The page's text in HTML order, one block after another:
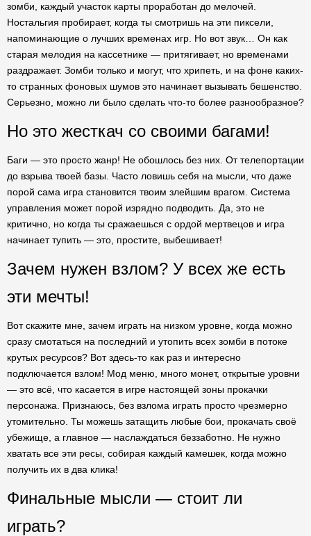
зомби, каждый участок карты проработан до мелочей.
Ностальгия пробирает, когда ты смотришь на эти пиксели,
напоминающие о лучших временах игр. Но вот звук… Он как
старая мелодия на кассетнике — притягивает, но временами
раздражает. Зомби только и могут, что хрипеть, и на фоне каких-
то странных фоновых шумов это начинает вызывать бешенство.
Серьезно, можно ли было сделать что-то более разнообразное?
Но это жесткач со своими багами!
Баги — это просто жанр! Не обошлось без них. От телепортации
до взрыва твоей базы. Часто ловишь себя на мысли, что даже
порой сама игра становится твоим злейшим врагом. Система
управления может порой изрядно подводить. Да, это не
критично, но когда ты сражаешься с ордой мертвецов и игра
начинает тупить — это, простите, выбешивает!
Зачем нужен взлом? У всех же есть
эти мечты!
Вот скажите мне, зачем играть на низком уровне, когда можно
сразу смотаться на последний и утопить всех зомби в потоке
крутых ресурсов? Вот здесь-то как раз и интересно
подключается взлом! Мод меню, много монет, открытые уровни
— это всё, что касается в игре настоящей зоны прокачки
персонажа. Признаюсь, без взлома играть просто чрезмерно
утомительно. Ты можешь затащить любые бои, прокачать своё
убежище, а главное — наслаждаться беззаботно. Не нужно
хватать все эти ресы, собирая каждый камешек, когда можно
получить их в два клика!
Финальные мысли — стоит ли
играть?